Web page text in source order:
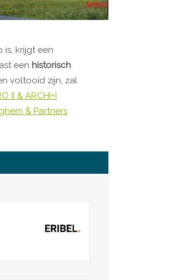
krijgt een
een historisch
voltooid zijn, zal
II & ARCHI+I
& Partners